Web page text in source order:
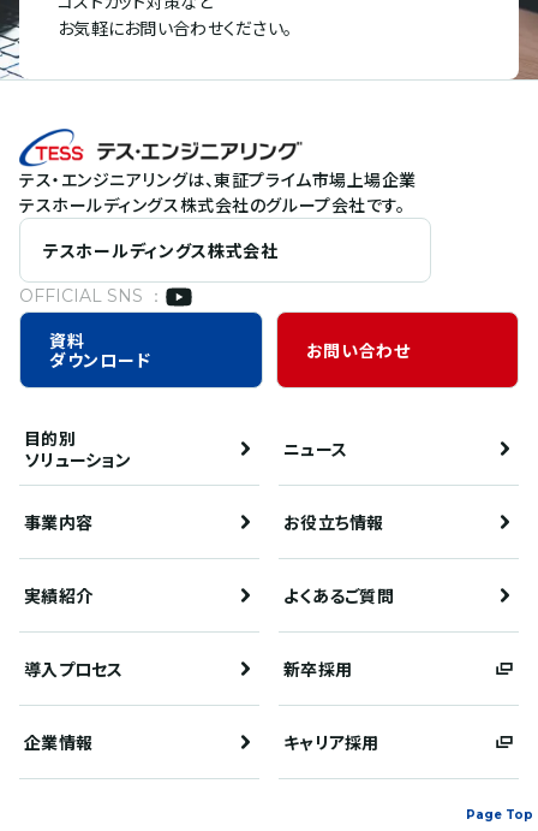
お気軽にお問い合わせください。
テス・エンジニアリングは、東証プライム市場上場企業
テスホールディングス株式会社のグループ会社です。
テスホールディングス株式会社
OFFICIAL SNS ：
資料
ダウンロード
お問い合わせ
目的別
ソリューション
ニュース
事業内容 お役立ち情報
実績紹介 よくあるご質問
導入プロセス 新卒採用
企業情報 キャリア採用
Page Top